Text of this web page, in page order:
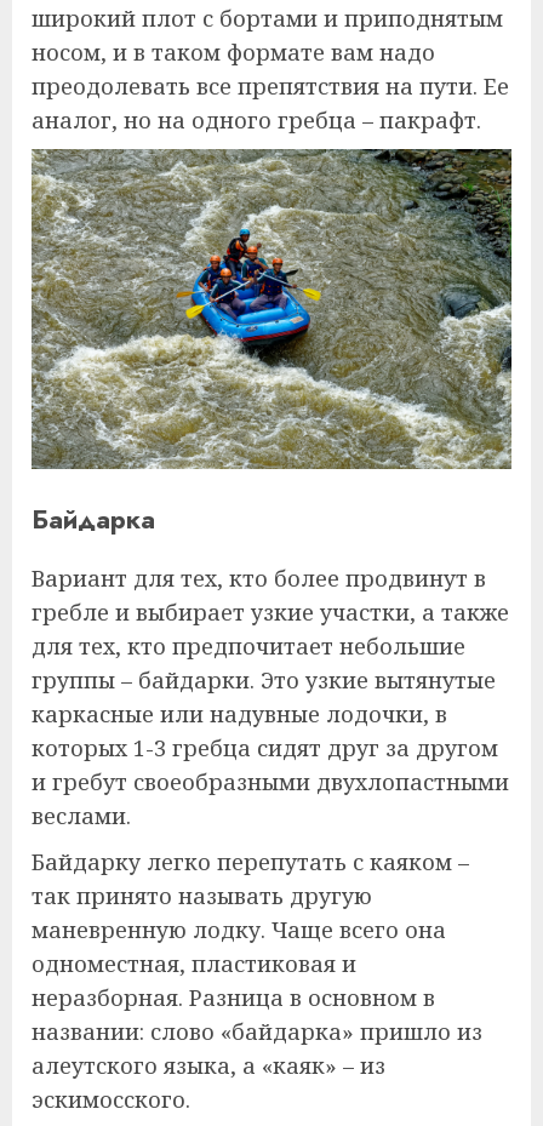
широкий плот с бортами и приподнятым
носом, и в таком формате вам надо
преодолевать все препятствия на пути. Ее
аналог, но на одного гребца – пакрафт.
Байдарка
Вариант для тех, кто более продвинут в
гребле и выбирает узкие участки, а также
для тех, кто предпочитает небольшие
группы – байдарки. Это узкие вытянутые
каркасные или надувные лодочки, в
которых 1-3 гребца сидят друг за другом
и гребут своеобразными двухлопастными
веслами.
Байдарку легко перепутать с каяком –
так принято называть другую
маневренную лодку. Чаще всего она
одноместная, пластиковая и
неразборная. Разница в основном в
названии: слово «байдарка» пришло из
алеутского языка, а «каяк» – из
эскимосского.